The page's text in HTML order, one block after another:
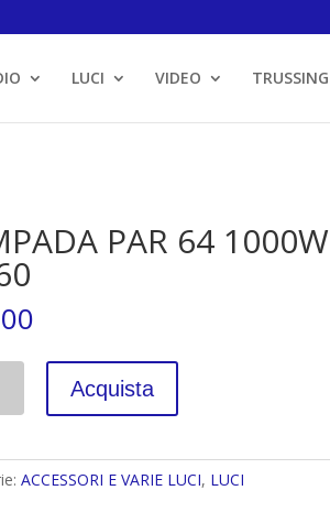
LUCI VIDEO TRUSSING
PAR 64 1000W
Acquista
ACCESSORI E VARIE LUCI, LUCI